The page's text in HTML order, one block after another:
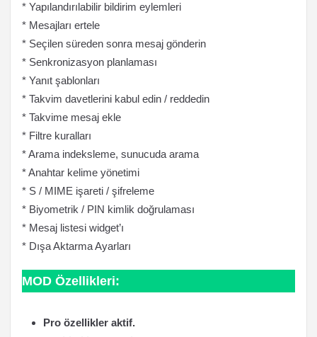
* Yapılandırılabilir bildirim eylemleri
* Mesajları ertele
* Seçilen süreden sonra mesaj gönderin
* Senkronizasyon planlaması
* Yanıt şablonları
* Takvim davetlerini kabul edin / reddedin
* Takvime mesaj ekle
* Filtre kuralları
* Arama indeksleme, sunucuda arama
* Anahtar kelime yönetimi
* S / MIME işareti / şifreleme
* Biyometrik / PIN kimlik doğrulaması
* Mesaj listesi widget’ı
* Dışa Aktarma Ayarları
MOD Özellikleri:
Pro özellikler aktif.